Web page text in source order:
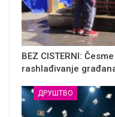
BEZ CISTERNI:
rashlađivanje
ДРУШТВО